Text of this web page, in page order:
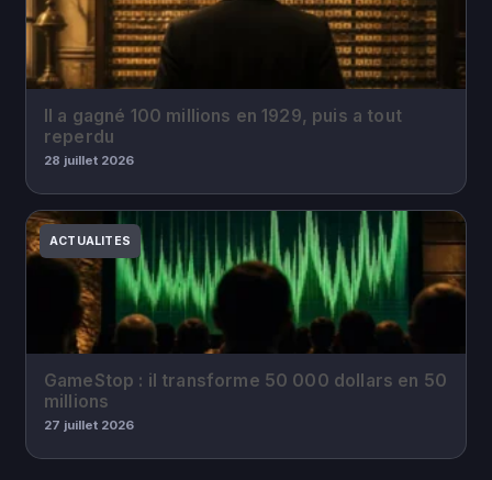
Il a gagné 100 millions en 1929, puis a tout
reperdu
28 juillet 2026
ACTUALITES
GameStop : il transforme 50 000 dollars en 50
millions
27 juillet 2026